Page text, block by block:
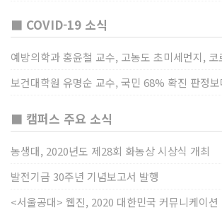
■ COVID-19 소식
■ 캠퍼스 주요 소식
농생대, 2020년도 제28회 화농상 시상식 개최
발전기금 30주년 기념보고서 발행